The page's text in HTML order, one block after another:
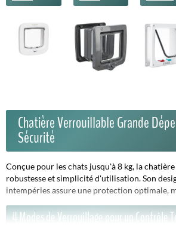
Chatière Verrouillable Grande
Sécurité
Conçue pour les chats jusqu'à 8 kg, la
robustesse et simplicité d'utilisation. Son
intempéries assure une protection optimale,
4 Modes de Verrouillage pour un Contrôle